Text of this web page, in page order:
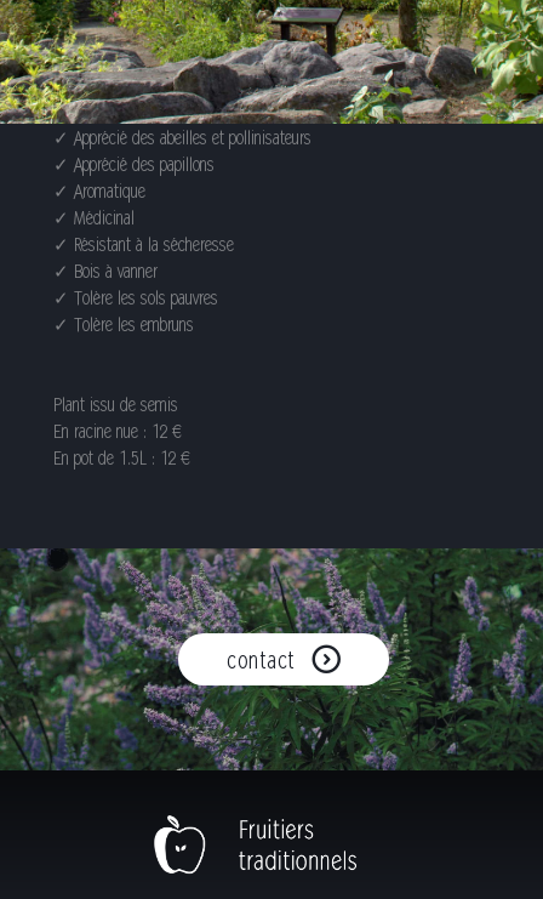
✓ Apprécié des abeilles et pollinisateurs
✓ Apprécié des papillons
✓ Aromatique
✓ Médicinal
✓ Résistant à la sécheresse
✓ Bois à vanner
✓ Tolère les sols pauvres
✓ Tolère les embruns
Plant issu de semis
En racine nue : 12 €
En pot de 1.5L : 12 €
contact